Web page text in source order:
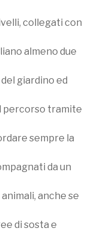
collegati con
almeno due
giardino ed
percorso tramite
sempre la
da un
anche se
di sosta e